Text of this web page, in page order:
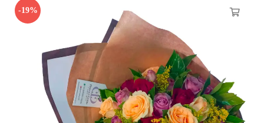
-19%